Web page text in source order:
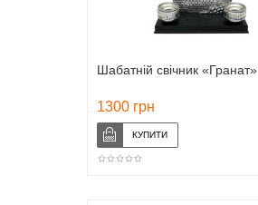
Шабатній свічник «Гранат»
1300 грн